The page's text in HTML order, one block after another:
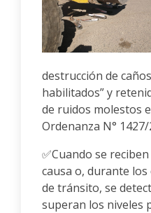
destrucción de
habilitados” y
de ruidos molestos
Ordenanza N° 1427/
✅Cuando se
causa o, durante
de tránsito, se
superan los niveles